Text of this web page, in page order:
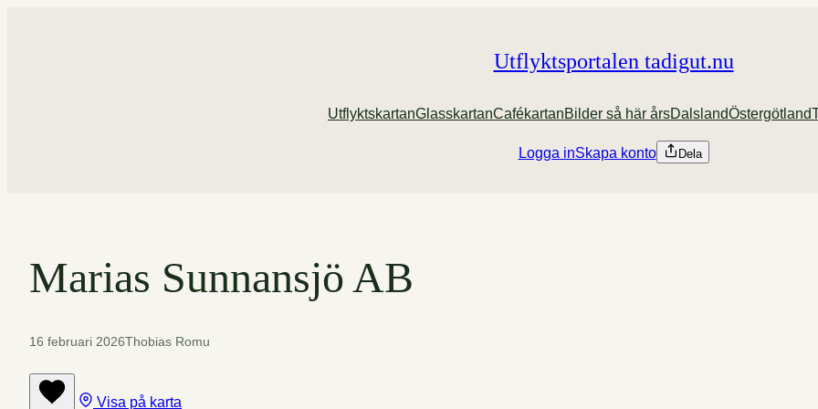
Utflyktsportalen tadigut.nu
UtflyktskartanGlasskartanCafékartanBilder så här årsDalslandÖstergötland
Logga inSkapa konto Dela
Marias Sunnansjö AB
16 februari 2026Thobias Romu
Visa på karta